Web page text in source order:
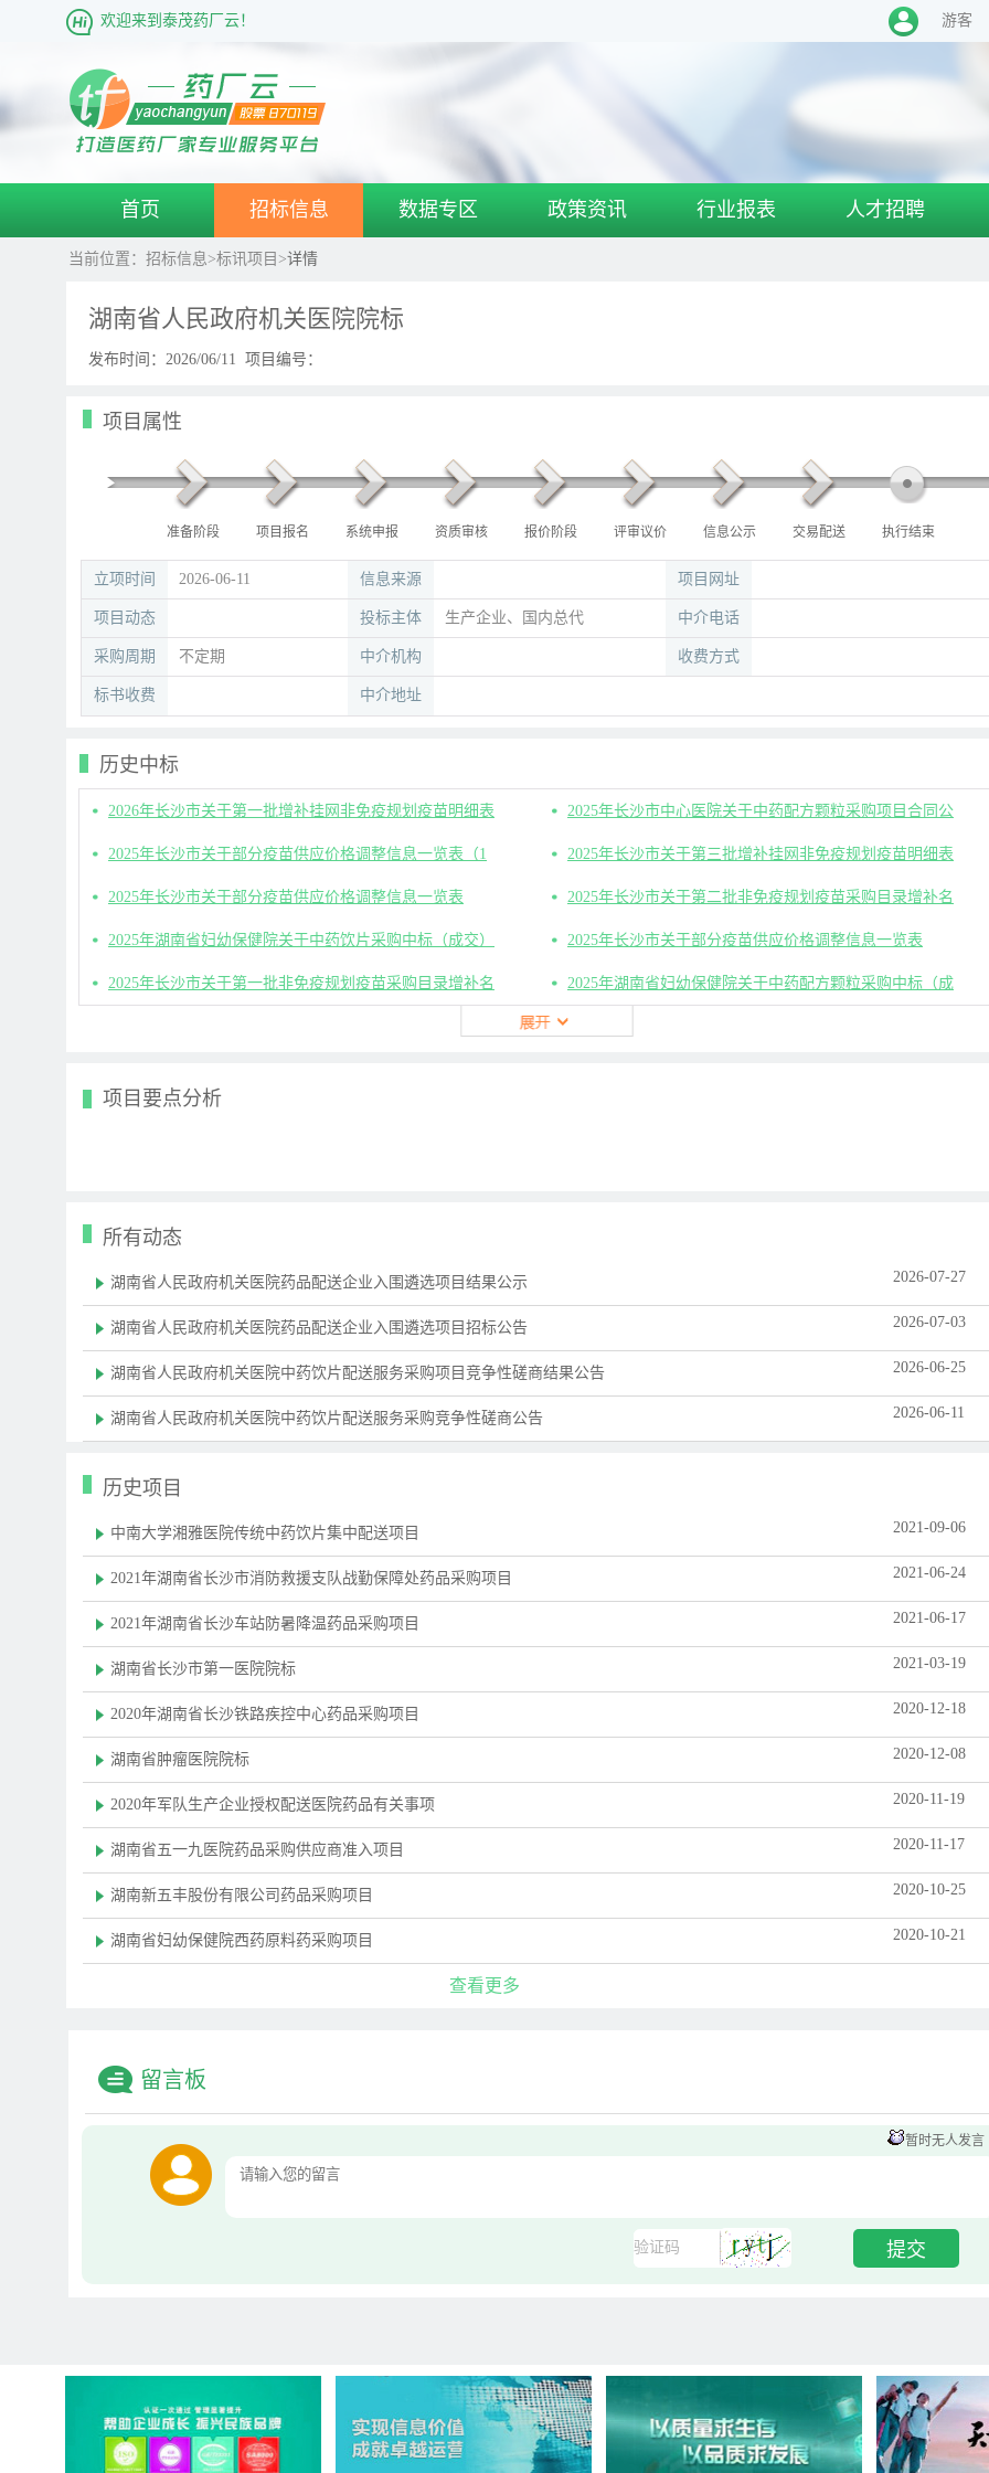
欢迎来到泰茂药厂云！ 游客
首页 招标信息 数据专区 政策资讯 行业报表 人才招聘
当前位置： 招标信息>标讯项目 >详情
湖南省人民政府机关医院院标
发布时间： 2026/06/11 项目编号：
项目属性
准备阶段 项目报名 系统申报 资质审核 报价阶段 评审议价 信息公示 交易配送 执行结束
立项时间 2026-06-11 信息来源 项目网址
项目动态 投标主体 生产企业、国内总代 中介电话
采购周期 不定期 中介机构 收费方式
标书收费 中介地址
历史中标
2026年长沙市关于第一批增补挂网非免疫规划疫苗明细表 2025年长沙市中心医院关于中药配方颗粒采购项目合同公
2025年长沙市关于部分疫苗供应价格调整信息一览表（1 2025年长沙市关于第三批增补挂网非免疫规划疫苗明细表
2025年长沙市关于部分疫苗供应价格调整信息一览表 2025年长沙市关于第二批非免疫规划疫苗采购目录增补名
2025年湖南省妇幼保健院关于中药饮片采购中标（成交） 2025年长沙市关于部分疫苗供应价格调整信息一览表
2025年长沙市关于第一批非免疫规划疫苗采购目录增补名 2025年湖南省妇幼保健院关于中药配方颗粒采购中标（成
项目要点分析
所有动态
湖南省人民政府机关医院药品配送企业入围遴选项目结果公示 2026-07-27
湖南省人民政府机关医院药品配送企业入围遴选项目招标公告 2026-07-03
湖南省人民政府机关医院中药饮片配送服务采购项目竞争性磋商结果公告 2026-06-25
湖南省人民政府机关医院中药饮片配送服务采购竞争性磋商公告 2026-06-11
历史项目
中南大学湘雅医院传统中药饮片集中配送项目 2021-09-06
2021年湖南省长沙市消防救援支队战勤保障处药品采购项目 2021-06-24
2021年湖南省长沙车站防暑降温药品采购项目 2021-06-17
湖南省长沙市第一医院院标 2021-03-19
2020年湖南省长沙铁路疾控中心药品采购项目 2020-12-18
湖南省肿瘤医院院标 2020-12-08
2020年军队生产企业授权配送医院药品有关事项 2020-11-19
湖南省五一九医院药品采购供应商准入项目 2020-11-17
湖南新五丰股份有限公司药品采购项目 2020-10-25
湖南省妇幼保健院西药原料药采购项目 2020-10-21
查看更多
留言板
暂时无人发言